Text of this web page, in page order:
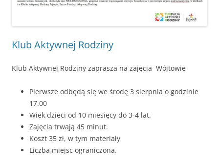
Klub Aktywnej Rodziny
Klub Aktywnej Rodziny zaprasza na zajęcia Wójtowie
Pierwsze odbędą się we środę 3 sierpnia o godzinie
17.00
Wiek dzieci od 10 miesięcy do 3-4 lat.
Zajęcia trwają 45 minut.
Koszt 35 zł, w tym materiały
Liczba miejsc ograniczona.